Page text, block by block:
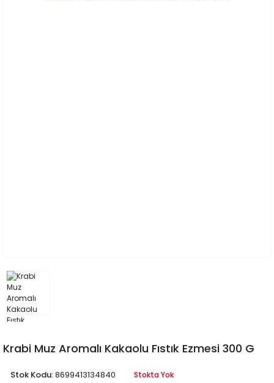
Krabi Muz Aromalı Kakaolu Fıstık Ezmesi 300 G
Stok Kodu:8699413134840 Stokta Yok